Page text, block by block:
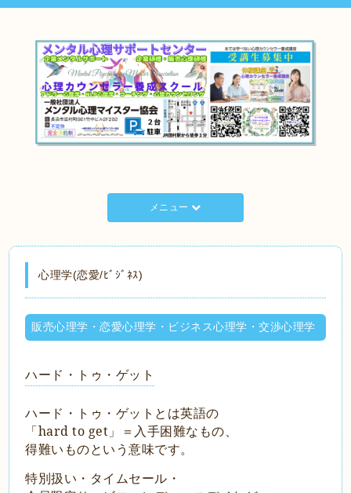
メニュー
心理学(恋愛/ﾋﾞｼﾞﾈｽ)
販売心理学・恋愛心理学・ビジネス心理学・交渉心理学
ハード・トゥ・ゲット
ハード・トゥ・ゲットとは英語の
「hard to get」＝入手困難なもの、
得難いものという意味です。
特別扱い・タイムセール・